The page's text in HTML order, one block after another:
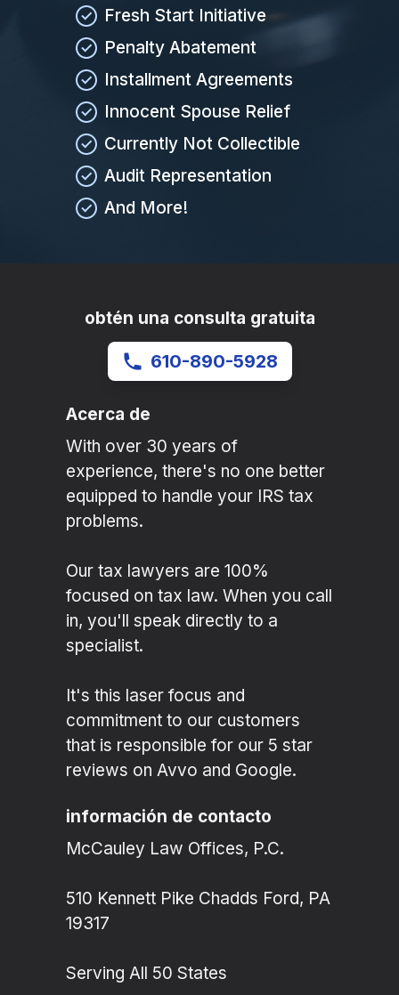
Fresh Start Initiative
Penalty Abatement
Installment Agreements
Innocent Spouse Relief
Currently Not Collectible
Audit Representation
And More!
obtén una consulta gratuita
610-890-5928
Acerca de
With over 30 years of
experience, there's no one better
equipped to handle your IRS tax
problems.
Our tax lawyers are 100%
focused on tax law. When you call
in, you'll speak directly to a
specialist.
It's this laser focus and
commitment to our customers
that is responsible for our 5 star
reviews on Avvo and Google.
información de contacto
McCauley Law Offices, P.C.
510 Kennett Pike Chadds Ford, PA
19317
Serving All 50 States